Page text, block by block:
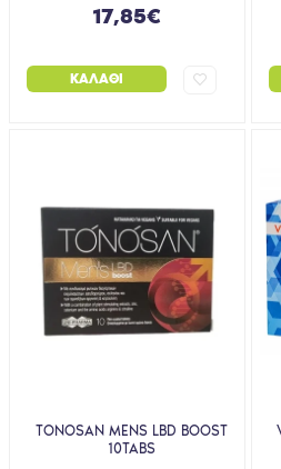
17,85€
ΚΑΛΆΘΙ
TONOSAN MENS LBD BOOST
10TABS